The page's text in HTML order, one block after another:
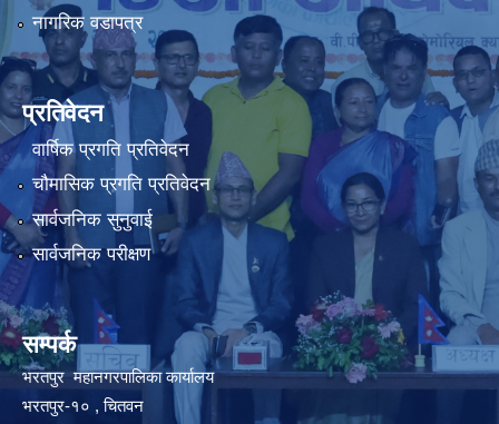
नागरिक वडापत्र
प्रतिवेदन
वार्षिक प्रगति प्रतिवेदन
चौमासिक प्रगति प्रतिवेदन
सार्वजनिक सुनुवाई
सार्वजनिक परीक्षण
सम्पर्क
भरतपुर महानगरपालिका कार्यालय
भरतपुर-१० , चितवन